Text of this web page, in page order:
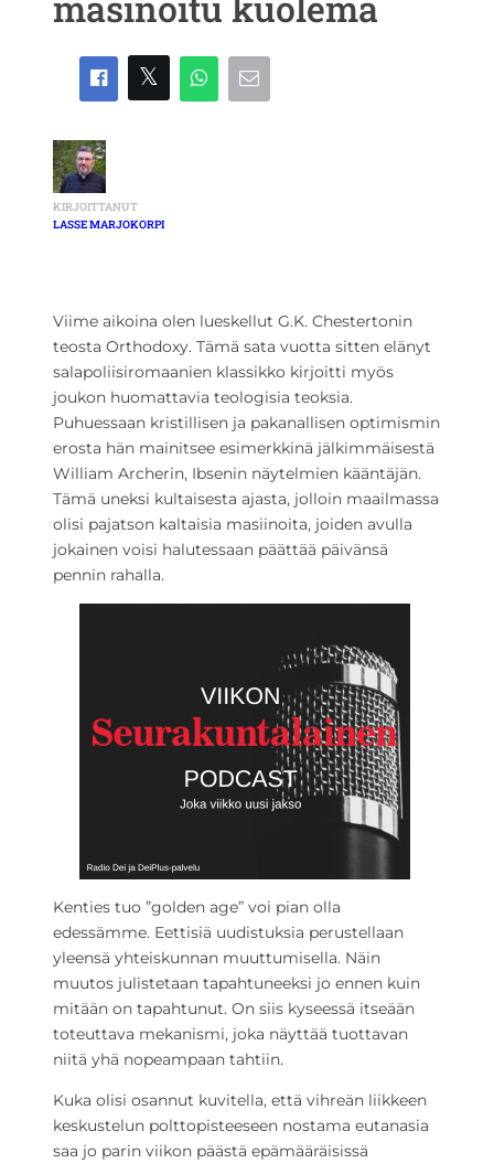
KIRJOITTANUT
LASSE MARJOKORPI
Viime aikoina olen lueskellut G.K. Chestertonin
teosta Orthodoxy. Tämä sata vuotta sitten elänyt
salapoliisiromaanien klassikko kirjoitti myös
joukon huomattavia teologisia teoksia.
Puhuessaan kristillisen ja pakanallisen optimismin
erosta hän mainitsee esimerkkinä jälkimmäisestä
William Archerin, Ibsenin näytelmien kääntäjän.
Tämä uneksi kultaisesta ajasta, jolloin maailmassa
olisi pajatson kaltaisia masiinoita, joiden avulla
jokainen voisi halutessaan päättää päivänsä
pennin rahalla.
Kenties tuo ”golden age” voi pian olla
edessämme. Eettisiä uudistuksia perustellaan
yleensä yhteiskunnan muuttumisella. Näin
muutos julistetaan tapahtuneeksi jo ennen kuin
mitään on tapahtunut. On siis kyseessä itseään
toteuttava mekanismi, joka näyttää tuottavan
niitä yhä nopeampaan tahtiin.
Kuka olisi osannut kuvitella, että vihreän liikkeen
keskustelun polttopisteeseen nostama eutanasia
saa jo parin viikon päästä epämääräisissä